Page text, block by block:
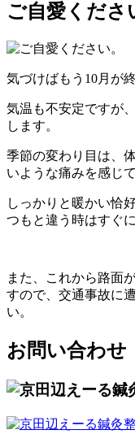
ご自愛くださ
気づけばもう10月が
気温も不安定ですが
します。
季節の変わり目は、
いような痛みを感じ
しっかりと暖かい恰
つもと違う時はすぐ
また、これから路面
すので、交通事故に
い。
お問い合わせ